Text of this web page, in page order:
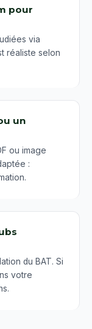
pour
via
réaliste selon
un
ou image
:
du BAT. Si
votre